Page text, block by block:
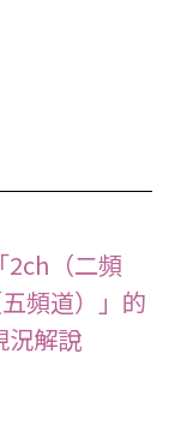
2ch（二頻
頻道）」的
況解說